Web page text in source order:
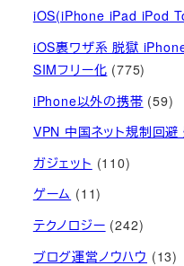
iOS(iPhone iPad iPod
iOS裏ワザ系 脱獄
SIMフリー化 (775)
iPhone以外の携帯 (59)
VPN 中国ネット規制回避
ガジェット (110)
ゲーム (11)
テクノロジー (242)
ブログ運営ノウハウ (13)